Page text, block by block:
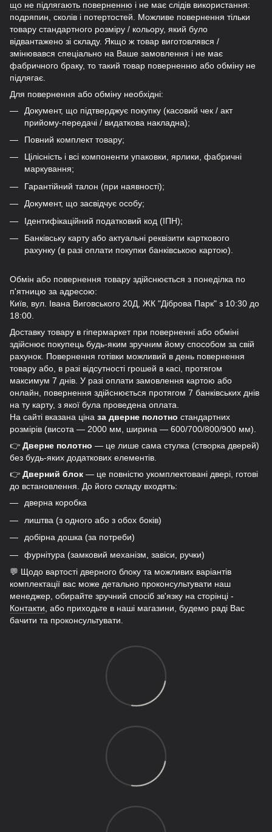
що не підлягають поверненню і не має слідів використання:
подряпин, сколів і потертостей. Можливе повернення тільки
товару стандартного розміру / кольору, який було
відвантажено зі складу. Якщо ж товар виготовлявся /
змінювався спеціально на Ваше замовлення і не має
фабричного браку, то такий товар поверненню або обміну не
підлягає.
Для повернення або обміну необхідні:
Документ, що підтверджує покупку (касовий чек / акт
прийому-передачі / видаткова накладна);
Повний комплект товару;
Цілісність і всі компоненти упаковки, ярлики, фабричні
маркування;
Гарантійний талон (при наявності);
Документ, що засвідчує особу;
Ідентифікаційний податковий код (ІПН);
Банківську карту або актуальні реквізити карткового
рахунку (в разі оплати покупки банківською картою).
Обмін або повернення товару здійснюється з понеділка по
п'ятницю за адресою:
Київ, вул. Івана Виговського 20Д, ЖК "Діброва Парк" з 10:30 до
18:00.
Доставку товару в гіпермаркет при поверненні або обміні
здійснює покупець будь-яким зручним йому способом за свій
рахунок. Повернення готівки можливий в день повернення
товару або, в разі відсутності грошей в касі, протягом
максимум 7 днів. У разі оплати замовлення картою або
онлайн, повернення здійснюється протягом 7 банківських днів
на ту карту, з якої була проведена оплата.
На сайті вказана ціна за дверне полотно стандартних
розмірів (висота — 2000 мм, ширина — 600/700/800/900 мм).
👉 Дверне полотно — це лише сама стулка (створка дверей)
без будь-яких додаткових елементів.
👉 Дверний блок — це повністю укомплектовані двері, готові
до встановлення. До його складу входять:
дверна коробка
лиштва (з одного або з обох боків)
добірна дошка (за потреби)
фурнітура (замковий механізм, завіси, ручки)
💬 Щодо вартості дверного блоку та можливих варіантів
комплектації вас може детально проконсультувати наш
менеджер, обирайте зручний спосіб зв'язку на сторінці -
Контакти , або приходьте в наші магазини, будемо раді Вас
бачити та проконсультувати.